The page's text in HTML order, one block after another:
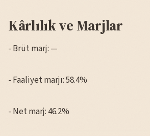
Kârlılık ve Marjlar
- Brüt marj: —
- Faaliyet marjı: 58.4%
- Net marj: 46.2%